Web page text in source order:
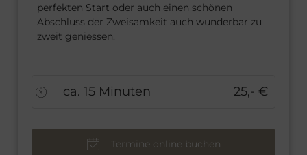
perfekten Start oder auch einen schönen
Abschluss der Zweisamkeit auch wunderbar zu
zweit geniessen.
ca. 15 Minuten 25,- €
Termine online buchen